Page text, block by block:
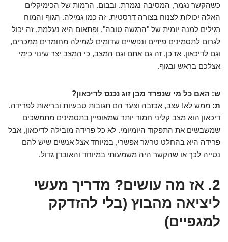
כשהקשר נגמר, המסיבה נגמרת. ובבום. הרמות של הכימיקלים
האלה יכולות לצנוח בצורה דרסטית. זה כמו גמילה. הגוף והמוח
רגילים למנה יומית של "הרגשה טובה", ופתאום היא נעלמת. זה יכול
לגרום לתסמינים פיזיים ונפשיים שדומים לגמילה מחומרים ממכרים,
וגם לדיכאון. אז כן, זה גם אתם וגם המצב, כי המצב יצר שינוי כימי
אצלכם בראש ובגוף.
ש: האם כל מי שנפרד מבן זוג נכנס לדיכאון?
ת: ממש לא! עצב, אכזבה וצער הם תגובות טבעיות ובריאות לפרידה.
דיכאון הוא מצב קליני חמור יותר שמאופיין בתסמינים מתמשכים
שמשבשים את התפקוד היומיומי. לא כל פרידה מובילה לדיכאון, אבל
פרידה היא בהחלט טריגר אפשרי, במיוחד אצל אנשים שיש להם
נטייה לכך או שהקשר היה משמעותי במיוחד והאובדן גדול.
2. אז מה עושים? מדריך מעשי
ליציאה מהבוץ (בלי להזדקק
למגפיים)